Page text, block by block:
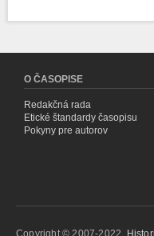
O ČASOPISE
Redakčná rada
Etické štandardy časopisu
Pokyny pre autorov